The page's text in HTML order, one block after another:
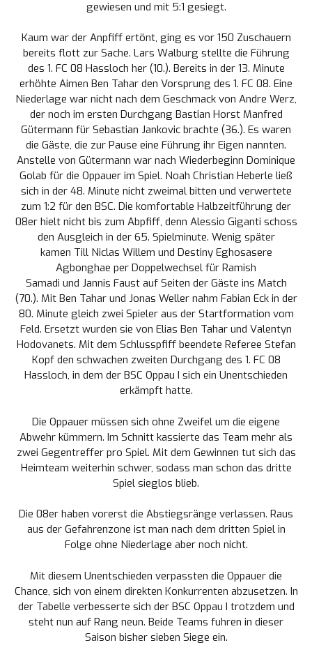
gewiesen und mit 5:1 gesiegt.
Kaum war der Anpfiff ertönt, ging es vor 150 Zuschauern
bereits flott zur Sache. Lars Walburg stellte die Führung
des 1. FC 08 Hassloch her (10.). Bereits in der 13. Minute
erhöhte Aimen Ben Tahar den Vorsprung des 1. FC 08. Eine
Niederlage war nicht nach dem Geschmack von Andre Werz,
der noch im ersten Durchgang Bastian Horst Manfred
Gütermann für Sebastian Jankovic brachte (36.). Es waren
die Gäste, die zur Pause eine Führung ihr Eigen nannten.
Anstelle von Gütermann war nach Wiederbeginn Dominique
Golab für die Oppauer im Spiel. Noah Christian Heberle ließ
sich in der 48. Minute nicht zweimal bitten und verwertete
zum 1:2 für den BSC. Die komfortable Halbzeitführung der
08er hielt nicht bis zum Abpfiff, denn Alessio Giganti schoss
den Ausgleich in der 65. Spielminute. Wenig später
kamen Till Niclas Willem und Destiny Eghosasere
Agbonghae per Doppelwechsel für Ramish
Samadi und Jannis Faustauf Seiten der Gäste ins Match
(70.). Mit Ben Tahar und Jonas Wellernahm Fabian Eck in der
80. Minute gleich zwei Spieler aus der Startformation vom
Feld. Ersetzt wurden sie von Elias Ben Tahar und Valentyn
Hodovanets. Mit dem Schlusspfiff beendete Referee Stefan
Kopf den schwachen zweiten Durchgang des 1. FC 08
Hassloch, in dem der BSC Oppau I sich ein Unentschieden
erkämpft hatte.
Die Oppauer müssen sich ohne Zweifel um die eigene
Abwehr kümmern. Im Schnitt kassierte das Team mehr als
zwei Gegentreffer pro Spiel. Mit dem Gewinnen tut sich das
Heimteam weiterhin schwer, sodass man schon das dritte
Spiel sieglos blieb.
Die 08er haben vorerst die Abstiegsränge verlassen. Raus
aus der Gefahrenzone ist man nach dem dritten Spiel in
Folge ohne Niederlage aber noch nicht.
Mit diesem Unentschieden verpassten die Oppauer die
Chance, sich von einem direkten Konkurrenten abzusetzen. In
der Tabelle verbesserte sich der BSC Oppau I trotzdem und
steht nun auf Rang neun. Beide Teams fuhren in dieser
Saison bisher sieben Siege ein.